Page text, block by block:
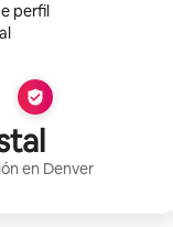
en Denver